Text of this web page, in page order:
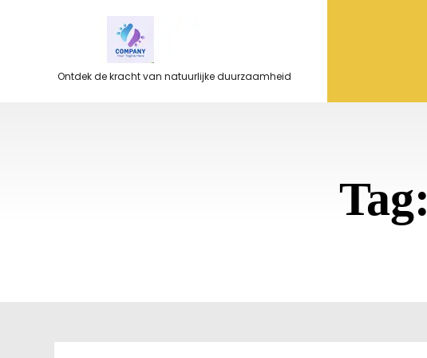
Ontdek de kracht van natuurlijke duurzaamheid
Tag: